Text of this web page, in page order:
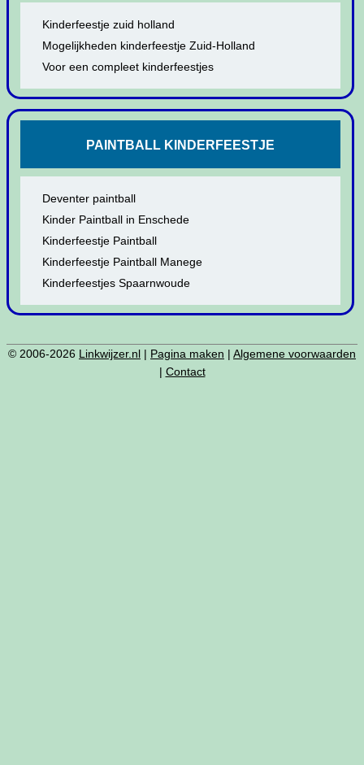
Kinderfeestje zuid holland
Mogelijkheden kinderfeestje Zuid-Holland
Voor een compleet kinderfeestjes
PAINTBALL KINDERFEESTJE
Deventer paintball
Kinder Paintball in Enschede
Kinderfeestje Paintball
Kinderfeestje Paintball Manege
Kinderfeestjes Spaarnwoude
© 2006-2026 Linkwijzer.nl | Pagina maken | Algemene voorwaarden
| Contact